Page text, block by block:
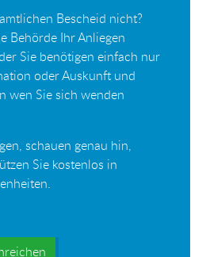
Bescheid nicht?
Behörde Ihr Anliegen
Sie benötigen einfach nur
oder Auskunft und
wen Sie sich wenden
schauen genau hin,
Sie kostenlos in